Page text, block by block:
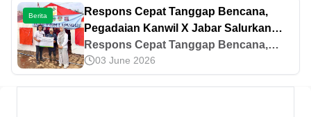
Berita
Respons Cepat Tanggap Bencana,
Pegadaian Kanwil X Jabar Salurkan
Bantuan Kemanusiaan Untuk Warga
Terdampak Longsor di Cisarua
Bandung Barat
Respons Cepat Tanggap Bencana,
Pegadaian Kanwil X Jabar Salurkan
Bantuan Kemanusiaan Untuk Warga
03 June 2026